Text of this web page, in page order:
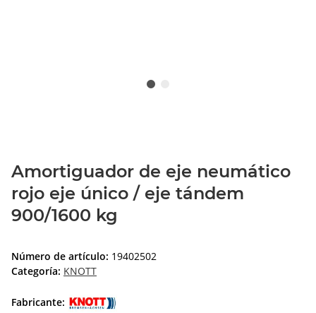
Amortiguador de eje neumático
rojo eje único / eje tándem
900/1600 kg
Número de artículo: 19402502
Categoría: KNOTT
Fabricante: